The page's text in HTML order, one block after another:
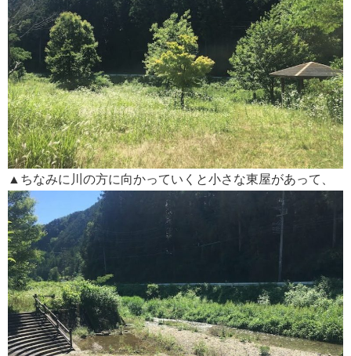
▲ちなみに川の方に向かっていくと小さな東屋があって、